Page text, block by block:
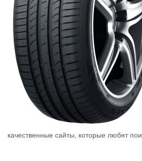
качественные сайты, которые любят